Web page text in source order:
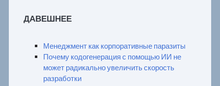
ДАВЕШНЕЕ
Менеджмент как корпоративные паразиты
Почему кодогенерация с помощью ИИ не
может радикально увеличить скорость
разработки